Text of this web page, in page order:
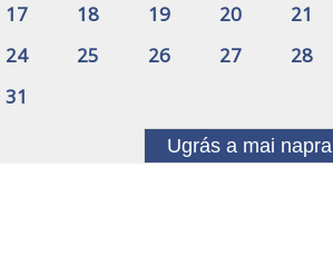
17
18 19 20 21
24
25 26 27 28
31
Ugrás a mai napra